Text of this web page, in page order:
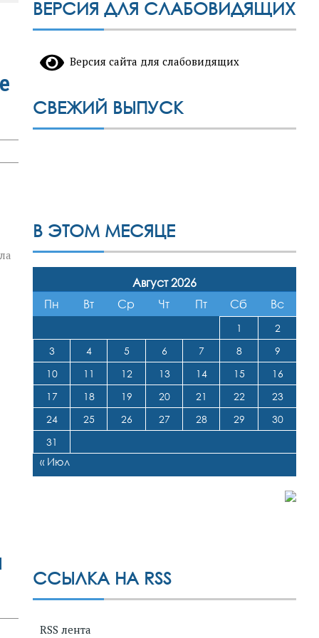
ВЕРСИЯ ДЛЯ СЛАБОВИДЯЩИХ
Версия сайта для слабовидящих
СВЕЖИЙ ВЫПУСК
В ЭТОМ МЕСЯЦЕ
Август 2026
Пн
Вт Ср Чт Пт Сб Вс
1
2
3
4 5 6 7 8
9
10
11 12 13 14 15
16
17
18 19 20 21 22
23
24
25 26 27 28 29
30
31
« Июл
ССЫЛКА НА RSS
RSS лента